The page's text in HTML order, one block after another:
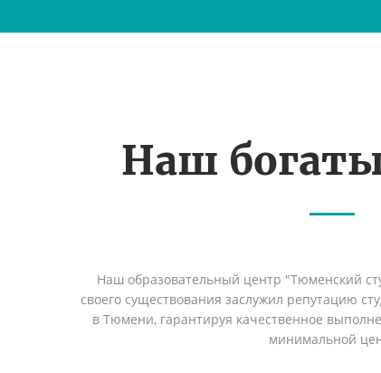
Наш
Наш образовательный центр "Тюменский
своего существования заслужил репутацию
в Тюмени, гарантируя качественное
минимальной